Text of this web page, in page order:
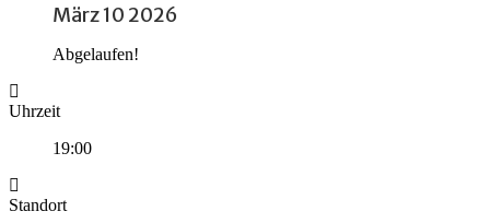
März 10 2026
Abgelaufen!
Uhrzeit
19:00
Standort